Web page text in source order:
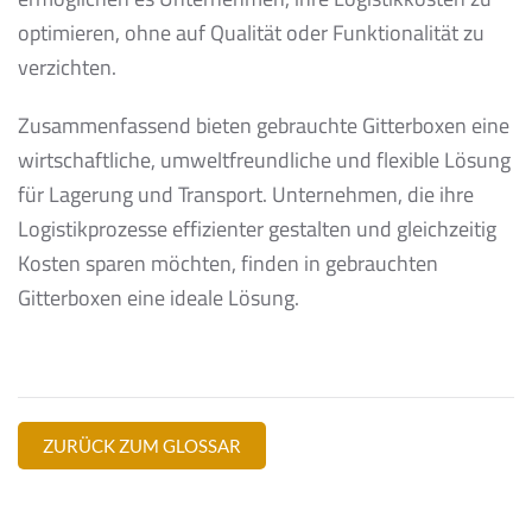
optimieren, ohne auf Qualität oder Funktionalität zu
verzichten.
Zusammenfassend bieten gebrauchte Gitterboxen eine
wirtschaftliche, umweltfreundliche und flexible Lösung
für Lagerung und Transport. Unternehmen, die ihre
Logistikprozesse effizienter gestalten und gleichzeitig
Kosten sparen möchten, finden in gebrauchten
Gitterboxen eine ideale Lösung.
ZURÜCK ZUM GLOSSAR